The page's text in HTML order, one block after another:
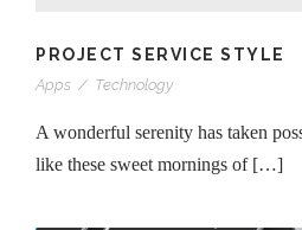
PROJECT SERVICE STYLE
Apps / Technology
A wonderful serenity has taken
like these sweet mornings of […]